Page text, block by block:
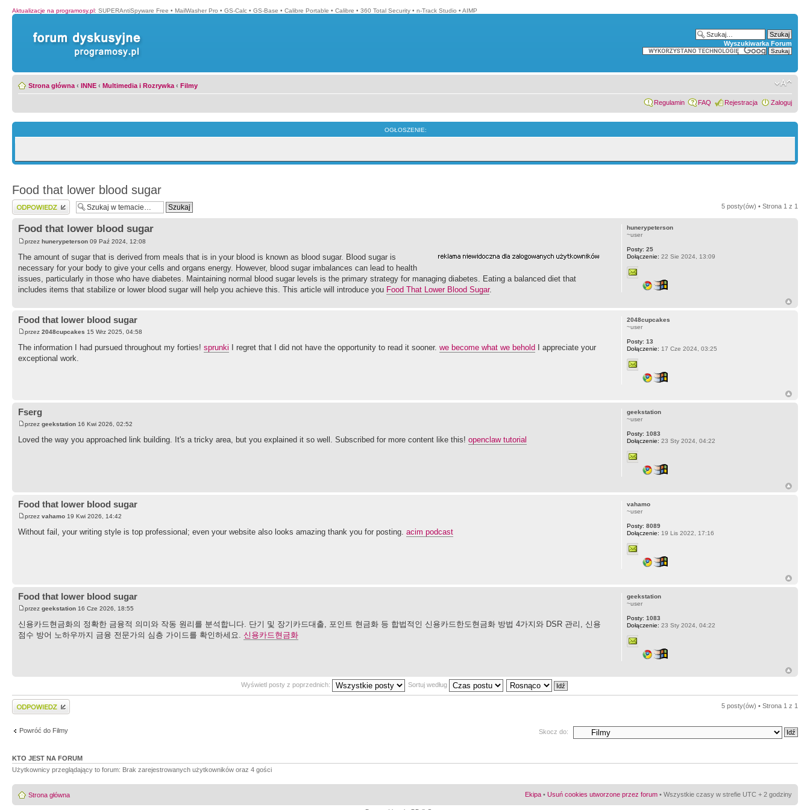
Aktualizacje na programosy.pl: SUPERAntiSpyware Free • MailWasher Pro • GS-Calc • GS-Base • Calibre Portable • Calibre • 360 Total Security • n-Track Studio • AIMP
Wyszukiwarka Forum
Strona główna ‹ INNE ‹ Multimedia i Rozrywka ‹ Filmy
Regulamin FAQ Rejestracja Zaloguj
OGŁOSZENIE:
Food that lower blood sugar
Wyślij odpowiedź 5 posty(ów) • Strona 1 z 1
Food that lower blood sugar
przez hunerypeterson 09 Paź 2024, 12:08
The amount of sugar that is derived from meals that is in your blood is known as blood sugar. Blood sugar is
necessary for your body to give your cells and organs energy. However, blood sugar imbalances can lead to health
issues, particularly in those who have diabetes. Maintaining normal blood sugar levels is the primary strategy for managing diabetes. Eating a balanced diet that
includes items that stabilize or lower blood sugar will help you achieve this. This article will introduce you Food That Lower Blood Sugar.
hunerypeterson
~user
Posty: 25
Dołączenie: 22 Sie 2024, 13:09
Food that lower blood sugar
przez 2048cupcakes 15 Wrz 2025, 04:58
The information I had pursued throughout my forties! sprunki I regret that I did not have the opportunity to read it sooner. we become what we behold I appreciate your
exceptional work.
2048cupcakes
~user
Posty: 13
Dołączenie: 17 Cze 2024, 03:25
Fserg
przez geekstation 16 Kwi 2026, 02:52
Loved the way you approached link building. It's a tricky area, but you explained it so well. Subscribed for more content like this! openclaw tutorial
geekstation
~user
Posty: 1083
Dołączenie: 23 Sty 2024, 04:22
Food that lower blood sugar
przez vahamo 19 Kwi 2026, 14:42
Without fail, your writing style is top professional; even your website also looks amazing thank you for posting. acim podcast
vahamo
~user
Posty: 8089
Dołączenie: 19 Lis 2022, 17:16
Food that lower blood sugar
przez geekstation 16 Cze 2026, 18:55
신용카드현금화의 정확한 금융적 의미와 작동 원리를 분석합니다. 단기 및 장기카드대출, 포인트 현금화 등 합법적인 신용카드한도현금화 방법 4가지와 DSR 관리, 신용
점수 방어 노하우까지 금융 전문가의 심층 가이드를 확인하세요. 신용카드현금화
geekstation
~user
Posty: 1083
Dołączenie: 23 Sty 2024, 04:22
Wyświetl posty z poprzednich: Sortuj według
Wyślij odpowiedź 5 posty(ów) • Strona 1 z 1
Powróć do Filmy Skocz do:
KTO JEST NA FORUM
Użytkownicy przeglądający to forum: Brak zarejestrowanych użytkowników oraz 4 gości
Strona główna Ekipa • Usuń cookies utworzone przez forum • Wszystkie czasy w strefie UTC + 2 godziny